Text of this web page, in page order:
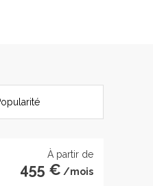
À partir de
455 € /mois